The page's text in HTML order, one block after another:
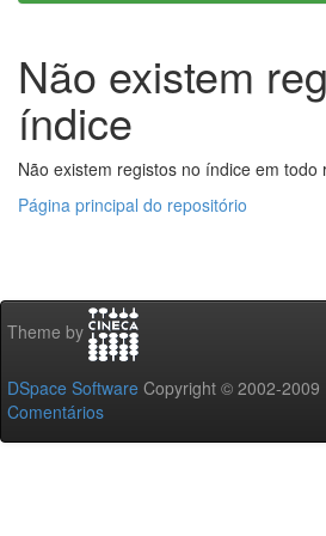
Não existem
índice
Não existem registos no índice em todo
Página principal do repositório
Theme by
DSpace Software Copyright © 2002-
Comentários